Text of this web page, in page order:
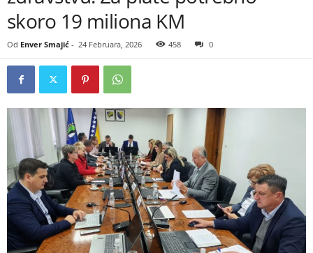
skoro 19 miliona KM
Od Enver Smajić - 24 Februara, 2026 458 0